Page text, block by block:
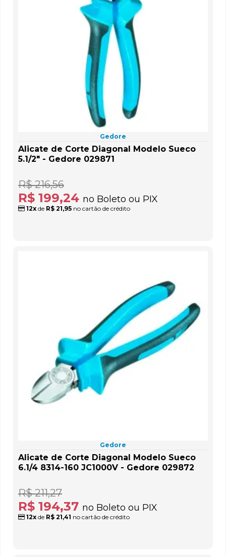
Gedore
Alicate de Corte Diagonal Modelo Sueco
5.1/2" - Gedore 029871
R$ 199,24 no Boleto ou PIX
R$ 216,56
12x de R$ 21,95 no cartão de crédito
Gedore
Alicate de Corte Diagonal Modelo Sueco
6.1/4 8314-160 JC1000V - Gedore 029872
R$ 194,37 no Boleto ou PIX
R$ 211,27
12x de R$ 21,41 no cartão de crédito